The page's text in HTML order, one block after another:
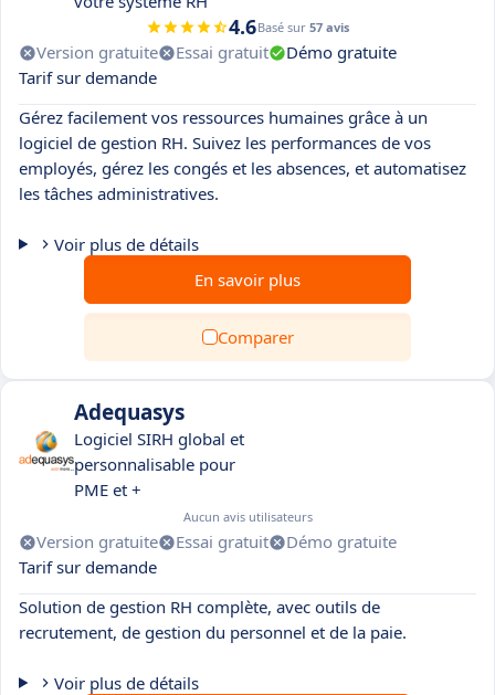
4.6Basé sur 57 avis
Version gratuite Essai gratuit
Démo gratuite
Tarif sur demande
Gérez facilement vos ressources humaines grâce à un
logiciel de gestion RH. Suivez les performances de vos
employés, gérez les congés et les absences, et automatisez
les tâches administratives.
Voir plus de détails
En savoir plus
Comparer
Adequasys
Logiciel SIRH global et
personnalisable pour
PME et +
Aucun avis utilisateurs
Version gratuite Essai gratuit
Démo gratuite
Tarif sur demande
Solution de gestion RH complète, avec outils de
recrutement, de gestion du personnel et de la paie.
Voir plus de détails